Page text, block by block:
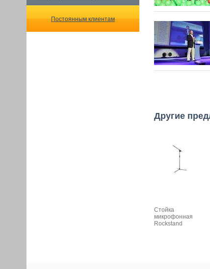
Постоянным клиентам
Другие
Стойка
микрофонная
Rockstand